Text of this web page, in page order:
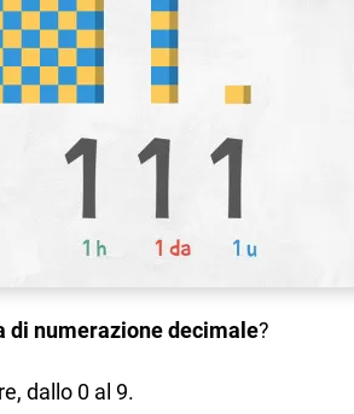
di numerazione decimale?
dallo 0 al 9.